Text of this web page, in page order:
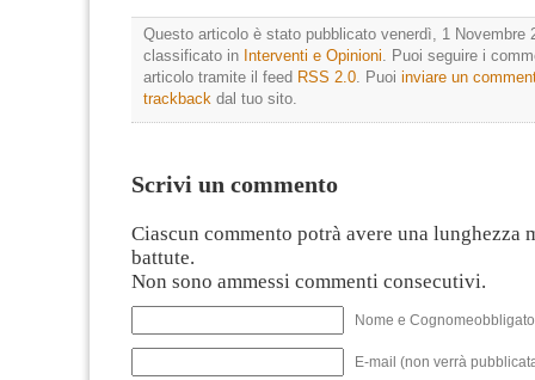
Questo articolo è stato pubblicato venerdì, 1 Novembre
classificato in Interventi e Opinioni. Puoi seguire i
articolo tramite il feed RSS 2.0. Puoi inviare un
trackback dal tuo sito.
Scrivi un commento
Ciascun commento potrà avere una lunghezza
battute.
Non sono ammessi commenti consecutivi.
Nome e
E-mail (non verrà